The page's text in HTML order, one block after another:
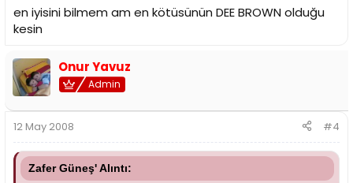
en iyisini bilmem am en kötüsünün DEE BROWN olduğu
kesin
Onur Yavuz
Admin
12 May 2008 #4
Zafer Güneş' Alıntı: